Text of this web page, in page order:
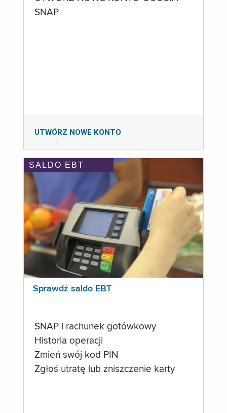
SNAP
UTWÓRZ NOWE KONTO
SALDO EBT
Sprawdź saldo EBT
SNAP i rachunek gotówkowy
Historia operacji
Zmień swój kod PIN
Zgłoś utratę lub zniszczenie karty